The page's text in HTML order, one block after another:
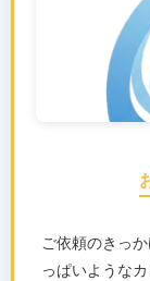
ご依頼のきっ
っぱいような